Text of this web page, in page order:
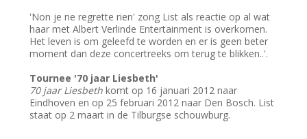
'Non je ne regrette rien' zong List als reactie op al wat
haar met Albert Verlinde Entertainment is overkomen.
Het leven is om geleefd te worden en er is geen beter
moment dan deze concertreeks om terug te blikken..'.
Tournee '70 jaar Liesbeth'
70 jaar Liesbeth komt op 16 januari 2012 naar
Eindhoven en op 25 februari 2012 naar Den Bosch. List
staat op 2 maart in de Tilburgse schouwburg.